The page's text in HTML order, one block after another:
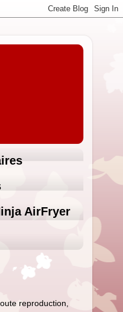
AirFryer
reproduction,